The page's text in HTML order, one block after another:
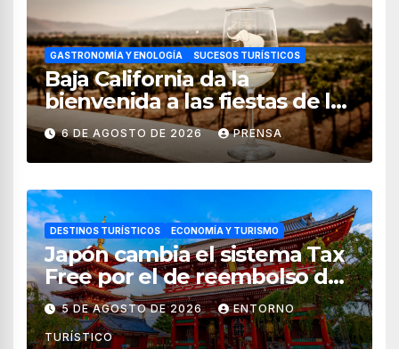
GASTRONOMÍA Y ENOLOGÍA SUCESOS TURÍSTICOS
Baja California da la
bienvenida a las fiestas de la
vendimia 2026
6 DE AGOSTO DE 2026 PRENSA
DESTINOS TURÍSTICOS ECONOMÍA Y TURISMO
Japón cambia el sistema Tax
Free por el de reembolso de
impuestos desde noviembre
de 2026
5 DE AGOSTO DE 2026 ENTORNO
TURÍSTICO